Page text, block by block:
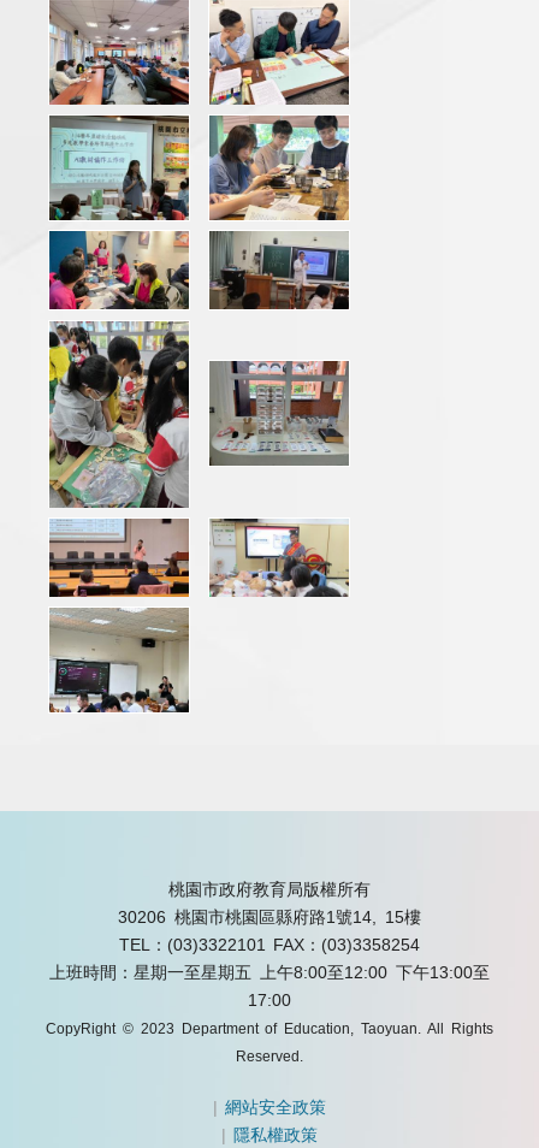
桃園市政府教育局版權所有
30206 桃園市桃園區縣府路1號14, 15樓
TEL：(03)3322101
FAX：(03)3358254
上班時間：星期一至星期五 上午8:00至12:00 下午13:00至
17:00
CopyRight © 2023 Department of Education, Taoyuan. All Rights
Reserved.
|網站安全政策
| 隱私權政策